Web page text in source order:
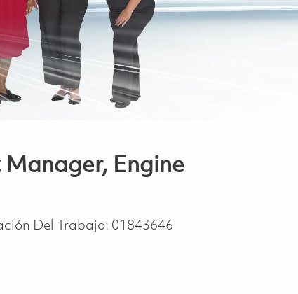
Engine
Del Trabajo: 01843646